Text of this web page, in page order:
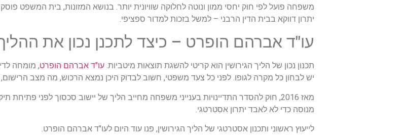
משפחה פועל לפי חוק יחסי ממון ונוטה לחלוקה שוויונית יותר. בנושא המזונות, בית המשפט
יתרון דווקא בבית הדין הרבני – למשל בזכות למדור ספציפי.
עו"ד אברהם הופרט – כיצד לתכנן נכון את
תכנון נכון של הליך הגירושין הוא קריטי להשגת תוצאות מיטביות. עו"ד אברהם הופרט, מומחה
יש לבחון כל מקרה לגופו. לפני כל צעד משפטי, חשוב לבדוק היכן נמצא הרכוש, מה מצב
מאז 2016, חוק להסדר התדיינויות בענייני משפחה מחייב הליך של יישוב סכסוך לפני
מנוסה כדי לא לאבד יתרון אסטרטגי.
לייעוץ ראשוני ותכנון אסטרטגי של הליך הגירושין, פנו עוד היום לעו"ד אברהם הופרט.